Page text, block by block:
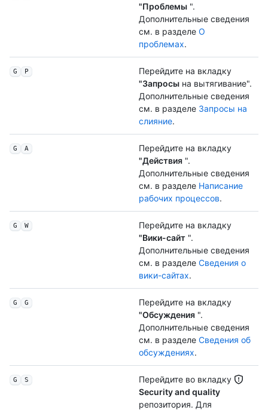
"Проблемы ".
Дополнительные сведения
см. в разделе О
проблемах.
G P
Перейдите на вкладку
"Запросы на вытягивание".
Дополнительные сведения
см. в разделе Запросы на
слияние.
G A
Перейдите на вкладку
"Действия ".
Дополнительные сведения
см. в разделе Написание
рабочих процессов.
G W
Перейдите на вкладку
"Вики-сайт ".
Дополнительные сведения
см. в разделе Сведения о
вики-сайтах.
G G
Перейдите на вкладку
"Обсуждения ".
Дополнительные сведения
см. в разделе Сведения об
обсуждениях.
G S
Перейдите во вкладку
Security and quality
репозитория. Для